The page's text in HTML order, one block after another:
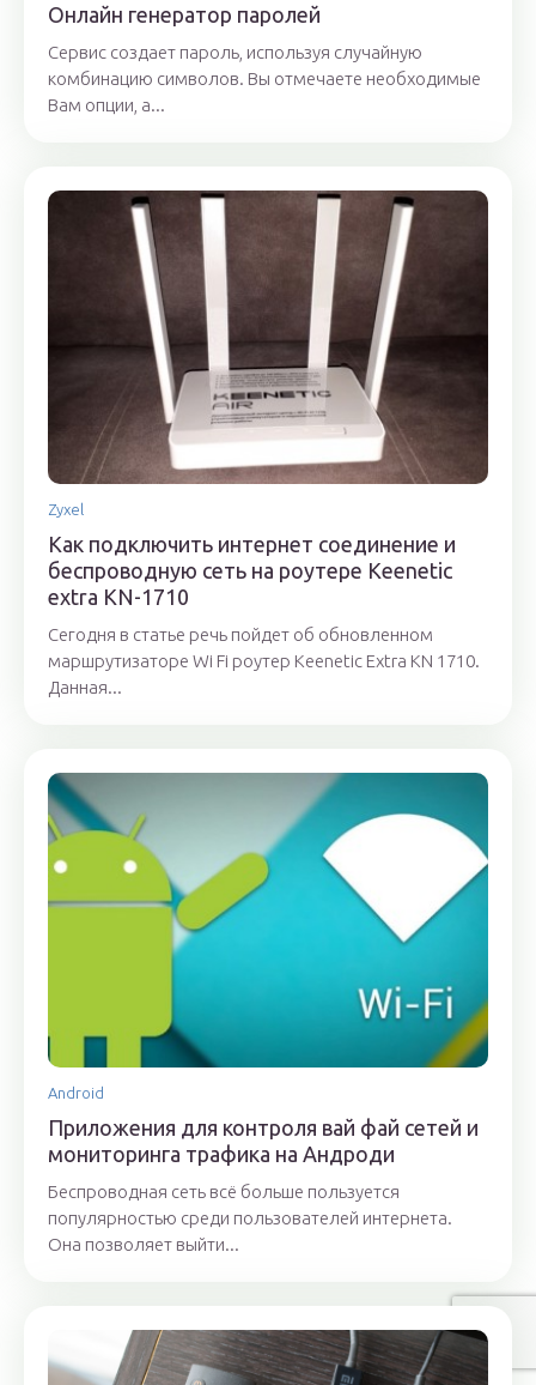
Онлайн генератор паролей
Сервис создает пароль, используя случайную
комбинацию символов. Вы отмечаете необходимые
Вам опции, а...
Zyxel
Как подключить интернет соединение и
беспроводную сеть на роутере Keenetic
extra KN-1710
Сегодня в статье речь пойдет об обновленном
маршрутизаторе Wi Fi роутер Keenetic Extra KN 1710.
Данная...
Android
Приложения для контроля вай фай сетей и
мониторинга трафика на Андроди
Беспроводная сеть всё больше пользуется
популярностью среди пользователей интернета.
Она позволяет выйти...